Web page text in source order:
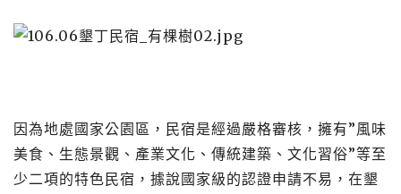
因為地處國家公園區，民宿是經過嚴格審核，擁有”風味
美食、生態景觀、產業文化、傳統建築、文化習俗”等至
少二項的特色民宿，據說國家級的認證申請不易，在墾